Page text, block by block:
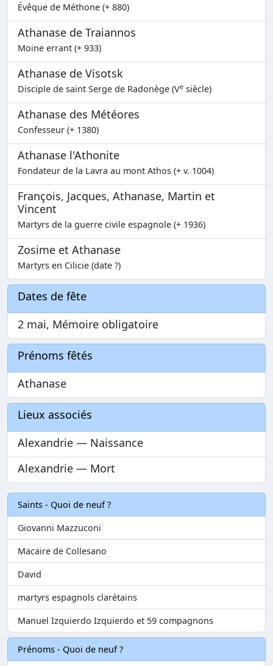
Évêque de Méthone (+ 880)
Athanase de Traiannos
Moine errant (+ 933)
Athanase de Visotsk
Disciple de saint Serge de Radonège (Ve siècle)
Athanase des Météores
Confesseur (+ 1380)
Athanase l'Athonite
Fondateur de la Lavra au mont Athos (+ v. 1004)
François, Jacques, Athanase, Martin et
Vincent
Martyrs de la guerre civile espagnole (+ 1936)
Zosime et Athanase
Martyrs en Cilicie (date ?)
Dates de fête
2 mai, Mémoire obligatoire
Prénoms fêtés
Athanase
Lieux associés
Alexandrie — Naissance
Alexandrie — Mort
Saints - Quoi de neuf ?
Giovanni Mazzuconi
Macaire de Collesano
David
martyrs espagnols clarétains
Manuel Izquierdo Izquierdo et 59 compagnons
Prénoms - Quoi de neuf ?